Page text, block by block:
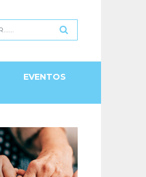
EVENTOS